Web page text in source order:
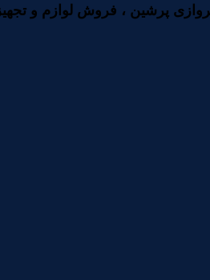
پرشین ، فروش لوازم و